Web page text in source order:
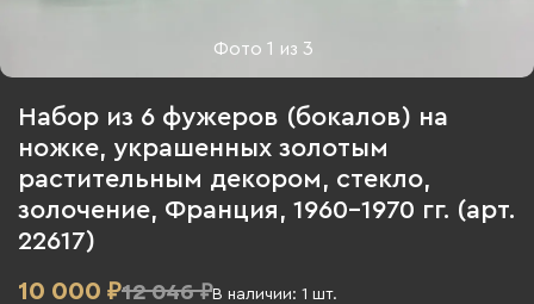
Фото1 из 3
Набор из 6 фужеров (бокалов) на
ножке, украшенных золотым
растительным декором, стекло,
золочение, Франция, 1960-1970 гг. (арт.
22617)
10 000 ₽12 046 ₽В наличии: 1 шт.